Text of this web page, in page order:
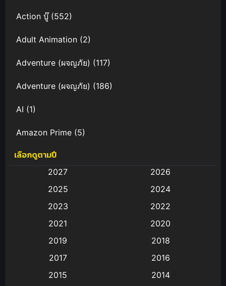
Action บู๊(552)
Adult Animation (2)
Adventure (ผจญภัย) (117)
Adventure (ผจญภัย) (186)
AI (1)
Amazon Prime (5)
Anal (ประตูหลัง)
Animation การ์ตูน
Animation อนิเมะ
Animation แอนิเมชัน
เลือกดูตามปี
2027
2026
2025
2024
2023
2022
2021
2020
2019
2018
2017
2016
2015
2014